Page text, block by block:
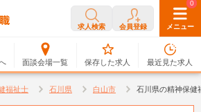
求人検索 会員登録 メニュー
面談会場一覧
0
保存した求人
0
最近見た求人
福祉士 石川県 白山市 石川県の精神保健